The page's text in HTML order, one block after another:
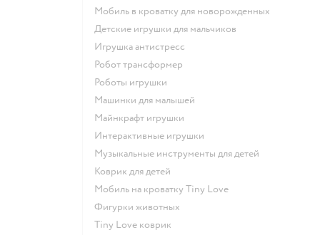
Мобиль в кроватку для новорожденных
Детские игрушки для мальчиков
Игрушка антистресс
Робот трансформер
Роботы игрушки
Машинки для малышей
Майнкрафт игрушки
Интерактивные игрушки
Музыкальные инструменты для детей
Коврик для детей
Мобиль на кроватку Tiny Love
Фигурки животных
Tiny Love коврик